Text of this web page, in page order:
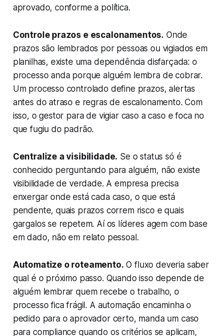
aprovado, conforme a política.
Controle prazos e escalonamentos. Onde
prazos são lembrados por pessoas ou vigiados em
planilhas, existe uma dependência disfarçada: o
processo anda porque alguém lembra de cobrar.
Um processo controlado define prazos, alertas
antes do atraso e regras de escalonamento. Com
isso, o gestor para de vigiar caso a caso e foca no
que fugiu do padrão.
Centralize a visibilidade. Se o status só é
conhecido perguntando para alguém, não existe
visibilidade de verdade. A empresa precisa
enxergar onde está cada caso, o que está
pendente, quais prazos correm risco e quais
gargalos se repetem. Aí os líderes agem com base
em dado, não em relato pessoal.
Automatize o roteamento. O fluxo deveria saber
qual é o próximo passo. Quando isso depende de
alguém lembrar quem recebe o trabalho, o
processo fica frágil. A automação encaminha o
pedido para o aprovador certo, manda um caso
para compliance quando os critérios se aplicam,